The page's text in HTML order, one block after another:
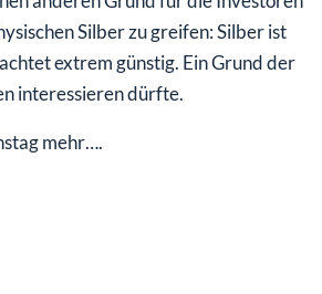
Silber zu greifen: Silber ist
extrem günstig. Ein Grund der
interessieren dürfte.
mehr….